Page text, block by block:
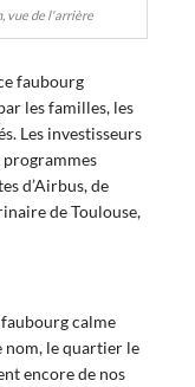
vue de l'arrière
faubourg
les familles, les
Les investisseurs
programmes
d’Airbus, de
de Toulouse,
calme
nom, le quartier le
encore de nos